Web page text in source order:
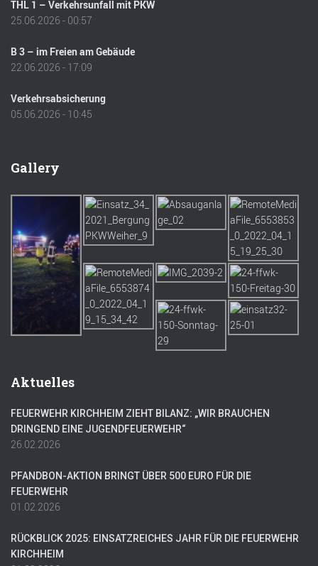
THL 1 – Verkehrsunfall mit PKW
25.06.2026 - 00:57
B 3 – im Freien am Gebäude
22.06.2026 - 17:09
Verkehrsabsicherung
05.06.2026 - 10:45
Gallery
Aktuelles
FEUERWEHR KIRCHHEIM ZIEHT BILANZ: „WIR BRAUCHEN
DRINGEND EINE JUGENDFEUERWEHR“
26.02.2026
PFANDBON-AKTION BRINGT ÜBER 500 EURO FÜR DIE
FEUERWEHR
01.02.2026
RÜCKBLICK 2025: EINSATZREICHES JAHR FÜR DIE FEUERWEHR
KIRCHHEIM